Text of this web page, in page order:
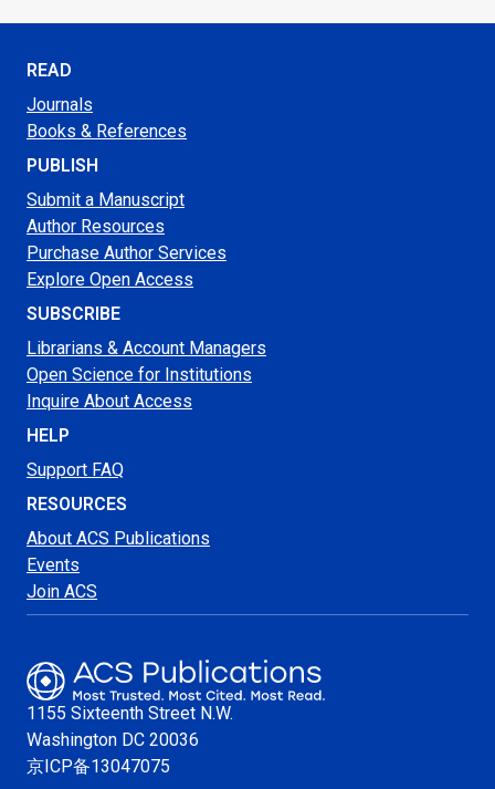
READ
Journals
Books & References
PUBLISH
Submit a Manuscript
Author Resources
Purchase Author Services
Explore Open Access
SUBSCRIBE
Librarians & Account Managers
Open Science for Institutions
Inquire About Access
HELP
Support FAQ
RESOURCES
About ACS Publications
Events
Join ACS
1155 Sixteenth Street N.W.
Washington DC 20036
京ICP备13047075